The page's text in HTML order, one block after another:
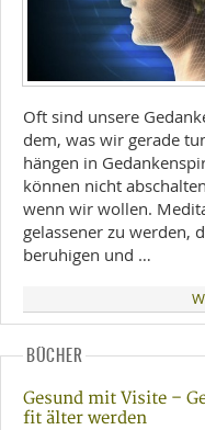
Oft sind unsere
dem, was wir gerade
hängen in
können nicht
wenn wir wollen.
gelassener zu werden,
beruhigen und …
BÜCHER
Gesund mit Visite –
fit älter werden